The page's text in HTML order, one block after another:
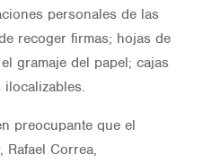
personales de las
recoger firmas; hojas de
gramaje del papel; cajas
preocupante que el
Rafael Correa,